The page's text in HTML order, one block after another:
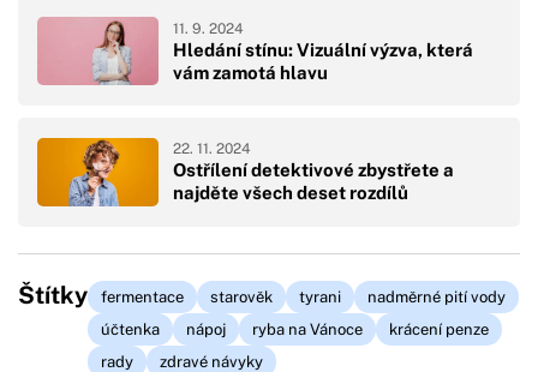
Hledání stínu: Vizuální výzva, která
vám zamotá hlavu
11. 9. 2024
Ostřílení detektivové zbystřete a
najděte všech deset rozdílů
22. 11. 2024
Štítky fermentace starověk tyrani
nadměrné pití vody
účtenka
nápoj ryba na Vánoce
krácení penze
rady
zdravé návyky